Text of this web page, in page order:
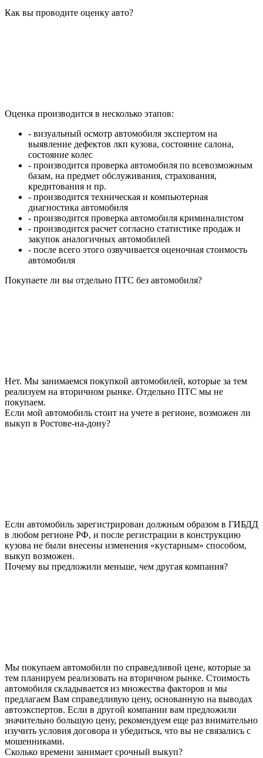
Как вы проводите оценку авто?
Оценка производится в несколько этапов:
- визуальный осмотр автомобиля экспертом на
выявление дефектов лкп кузова, состояние салона,
состояние колес
- производится проверка автомобиля по всевозможным
базам, на предмет обслуживания, страхования,
кредитования и пр.
- производится техническая и компьютерная
диагностика автомобиля
- производится проверка автомобиля криминалистом
- производится расчет согласно статистике продаж и
закупок аналогичных автомобилей
- после всего этого озвучивается оценочная стоимость
автомобиля
Покупаете ли вы отдельно ПТС без автомобиля?
Нет. Мы занимаемся покупкой автомобилей, которые за тем
реализуем на вторичном рынке. Отдельно ПТС мы не
покупаем.
Если мой автомобиль стоит на учете в регионе, возможен ли
выкуп в Ростове-на-дону?
Если автомобиль зарегистрирован должным образом в ГИБДД
в любом регионе РФ, и после регистрации в конструкцию
кузова не были внесены изменения «кустарным» способом,
выкуп возможен.
Почему вы предложили меньше, чем другая компания?
Мы покупаем автомобили по справедливой цене, которые за
тем планируем реализовать на вторичном рынке. Стоимость
автомобиля складывается из множества факторов и мы
предлагаем Вам справедливую цену, основанную на выводах
автоэкспертов. Если в другой компании вам предложили
значительно большую цену, рекомендуем еще раз внимательно
изучить условия договора и убедиться, что вы не связались с
мошенниками.
Сколько времени занимает срочный выкуп?